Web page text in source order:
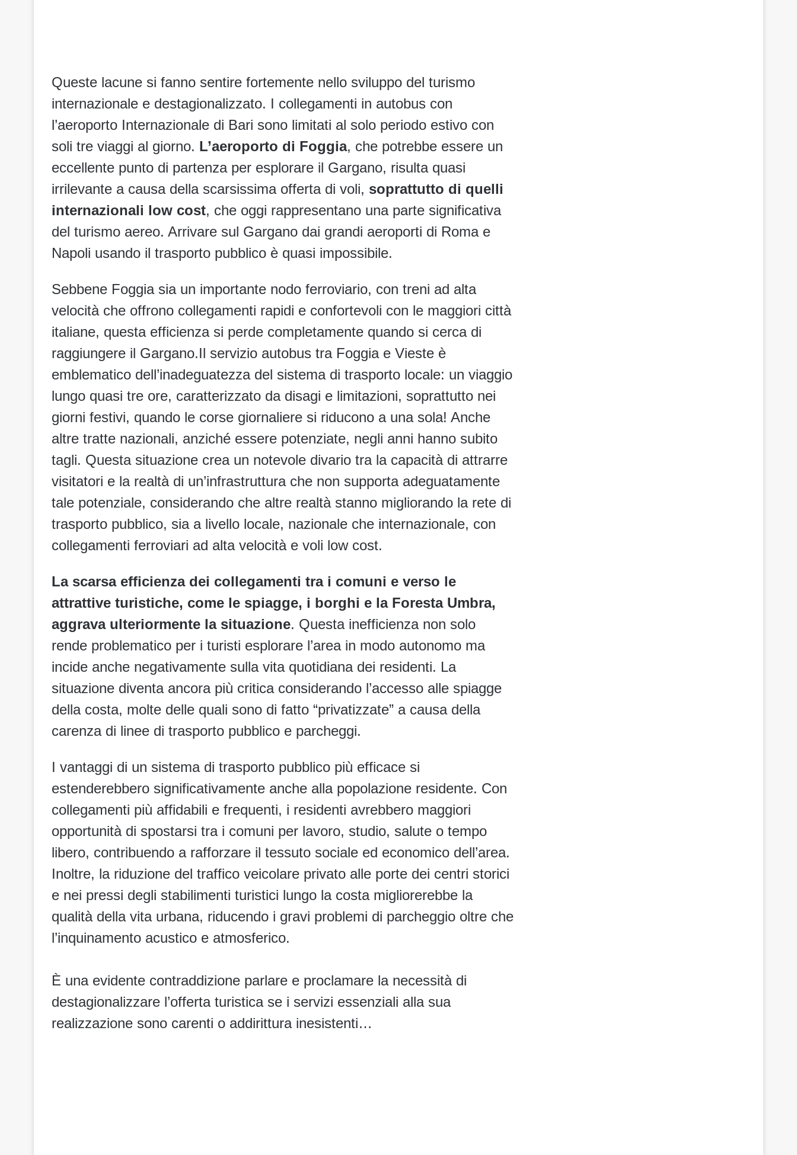
Queste lacune si fanno sentire fortemente nello sviluppo del turismo
internazionale e destagionalizzato. I collegamenti in autobus con
l’aeroporto Internazionale di Bari sono limitati al solo periodo estivo con
soli tre viaggi al giorno. L’aeroporto di Foggia, che potrebbe essere un
eccellente punto di partenza per esplorare il Gargano, risulta quasi
irrilevante a causa della scarsissima offerta di voli, soprattutto di quelli
internazionali low cost, che oggi rappresentano una parte significativa
del turismo aereo. Arrivare sul Gargano dai grandi aeroporti di Roma e
Napoli usando il trasporto pubblico è quasi impossibile.
Sebbene Foggia sia un importante nodo ferroviario, con treni ad alta
velocità che offrono collegamenti rapidi e confortevoli con le maggiori città
italiane, questa efficienza si perde completamente quando si cerca di
raggiungere il Gargano.Il servizio autobus tra Foggia e Vieste è
emblematico dell’inadeguatezza del sistema di trasporto locale: un viaggio
lungo quasi tre ore, caratterizzato da disagi e limitazioni, soprattutto nei
giorni festivi, quando le corse giornaliere si riducono a una sola! Anche
altre tratte nazionali, anziché essere potenziate, negli anni hanno subito
tagli. Questa situazione crea un notevole divario tra la capacità di attrarre
visitatori e la realtà di un’infrastruttura che non supporta adeguatamente
tale potenziale, considerando che altre realtà stanno migliorando la rete di
trasporto pubblico, sia a livello locale, nazionale che internazionale, con
collegamenti ferroviari ad alta velocità e voli low cost.
La scarsa efficienza dei collegamenti tra i comuni e verso le
attrattive turistiche, come le spiagge, i borghi e la Foresta Umbra,
aggrava ulteriormente la situazione. Questa inefficienza non solo
rende problematico per i turisti esplorare l’area in modo autonomo ma
incide anche negativamente sulla vita quotidiana dei residenti. La
situazione diventa ancora più critica considerando l’accesso alle spiagge
della costa, molte delle quali sono di fatto “privatizzate” a causa della
carenza di linee di trasporto pubblico e parcheggi.
I vantaggi di un sistema di trasporto pubblico più efficace si
estenderebbero significativamente anche alla popolazione residente. Con
collegamenti più affidabili e frequenti, i residenti avrebbero maggiori
opportunità di spostarsi tra i comuni per lavoro, studio, salute o tempo
libero, contribuendo a rafforzare il tessuto sociale ed economico dell’area.
Inoltre, la riduzione del traffico veicolare privato alle porte dei centri storici
e nei pressi degli stabilimenti turistici lungo la costa migliorerebbe la
qualità della vita urbana, riducendo i gravi problemi di parcheggio oltre che
l’inquinamento acustico e atmosferico.
È una evidente contraddizione parlare e proclamare la necessità di
destagionalizzare l’offerta turistica se i servizi essenziali alla sua
realizzazione sono carenti o addirittura inesistenti…